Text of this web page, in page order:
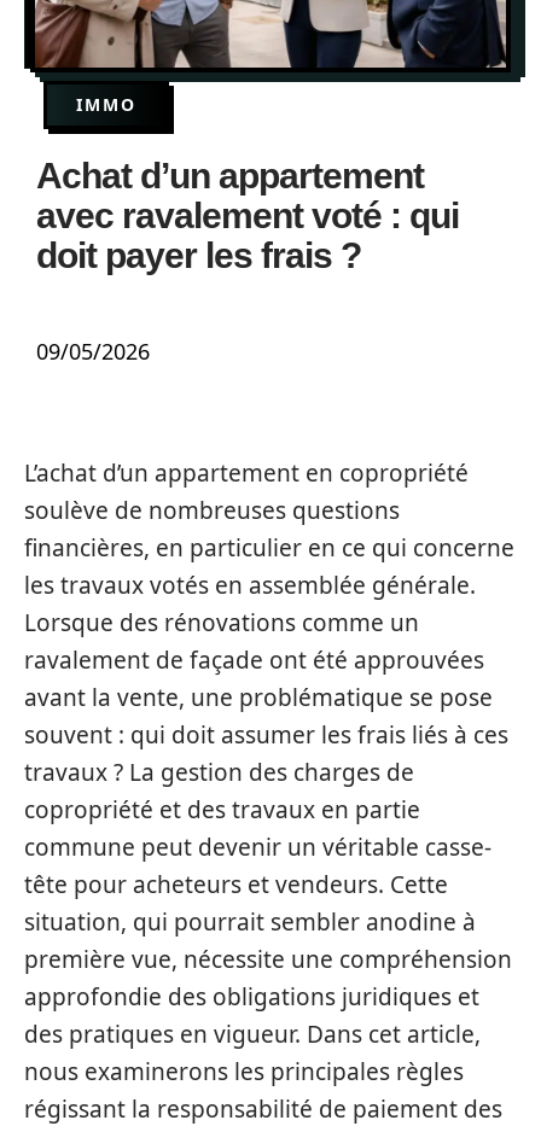
IMMO
Achat d’un appartement
avec ravalement voté : qui
doit payer les frais ?
09/05/2026
L’achat d’un appartement en copropriété
soulève de nombreuses questions
financières, en particulier en ce qui concerne
les travaux votés en assemblée générale.
Lorsque des rénovations comme un
ravalement de façade ont été approuvées
avant la vente, une problématique se pose
souvent : qui doit assumer les frais liés à ces
travaux ? La gestion des charges de
copropriété et des travaux en partie
commune peut devenir un véritable casse-
tête pour acheteurs et vendeurs. Cette
situation, qui pourrait sembler anodine à
première vue, nécessite une compréhension
approfondie des obligations juridiques et
des pratiques en vigueur. Dans cet article,
nous examinerons les principales règles
régissant la responsabilité de paiement des